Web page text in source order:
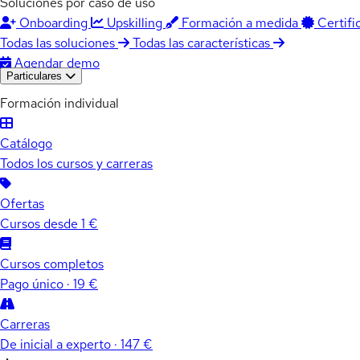
Onboarding
Upskilling Formación a medida
Todas las soluciones
Todas las características
Agendar demo
Particulares
Formación individual
Catálogo
Todos los cursos y carreras
Ofertas
Cursos desde 1 €
Cursos completos
Pago único · 19 €
Carreras
De inicial a experto · 147 €